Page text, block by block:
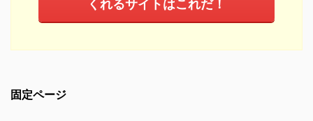
くれるサイトはこれだ！
固定ページ